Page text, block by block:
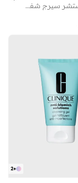
مرطب مويستشر سيرج شفاف مع عامل حماية من الشمس 25- 50 مل
+
2